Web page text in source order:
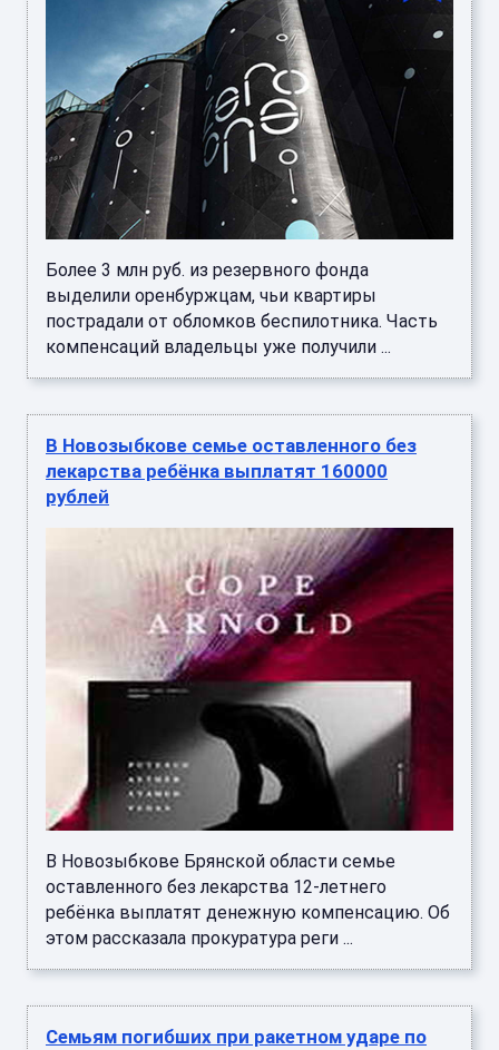
Более 3 млн руб. из резервного фонда
выделили оренбуржцам, чьи квартиры
пострадали от обломков беспилотника. Часть
компенсаций владельцы уже получили ...
В Новозыбкове семье оставленного без
лекарства ребёнка выплатят 160000
рублей
В Новозыбкове Брянской области семье
оставленного без лекарства 12-летнего
ребёнка выплатят денежную компенсацию. Об
этом рассказала прокуратура реги ...
Семьям погибших при ракетном ударе по